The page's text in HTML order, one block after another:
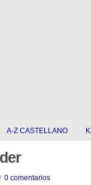
A-Z CASTELLANO
0 comentarios